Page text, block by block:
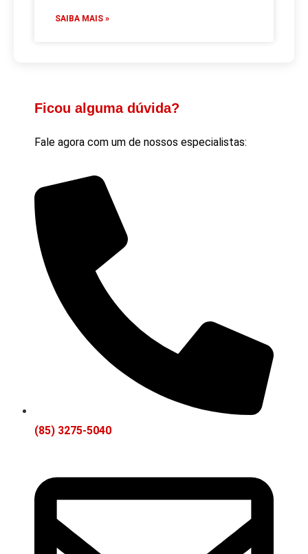
SAIBA MAIS »
Ficou alguma dúvida?
Fale agora com um de nossos especialistas:
(85) 3275-5040